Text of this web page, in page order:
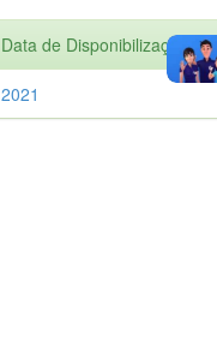
Data de Disponibilização
2021